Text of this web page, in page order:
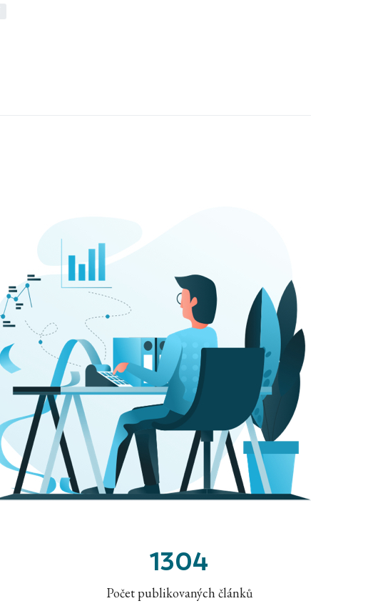
1304
Počet publikovaných článků